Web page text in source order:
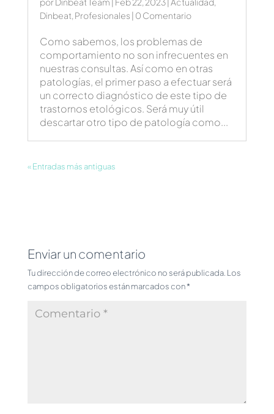
Dinbeat, Profesionales | 0 Comentario
Como sabemos, los problemas de
comportamiento no son infrecuentes en
nuestras consultas. Así como en otras
patologías, el primer paso a efectuar será
un correcto diagnóstico de este tipo de
trastornos etológicos. Será muy útil
descartar otro tipo de patología como...
« Entradas más antiguas
Enviar un comentario
Tu dirección de correo electrónico no será publicada. Los
campos obligatorios están marcados con*